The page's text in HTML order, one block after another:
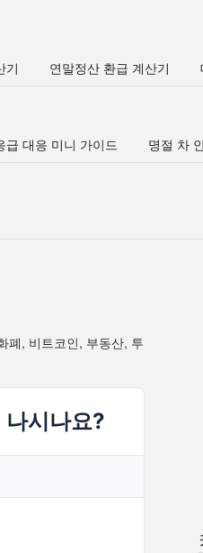
기 연말정산 환급 계산기
급 대응 미니 가이드 명절 차
폐, 비트코인, 부동산, 투
나시나요?